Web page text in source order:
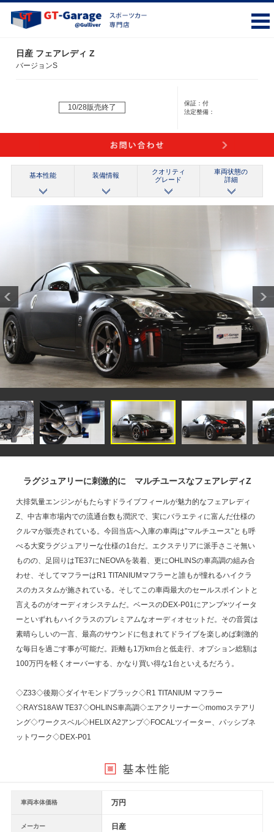
日産 フェアレディ Z
バージョンS
10/28販売終了 保証：付
法定整備：
基本性能 装備情報
クオリティ
グレード
車両状態の
詳細
ラグジュアリーに刺激的に マルチユースなフェアレディZ
大排気量エンジンがもたらすドライブフィールが魅力的なフェアレディ
Z、中古車市場内での流通台数も潤沢で、実にバラエティに富んだ仕様の
クルマが販売されている。今回当店へ入庫の車両は”マルチユース”とも呼
べる大変ラグジュアリーな仕様の1台だ。エクステリアに派手さこそ無い
ものの、足回りはTE37にNEOVAを装着、更にOHLINSの車高調の組み合
わせ、そしてマフラーはR1 TITANIUMマフラーと誰もが憧れるハイクラ
スのカスタムが施されている。そしてこの車両最大のセールスポイントと
言えるのがオーディオシステムだ。ベースのDEX-P01にアンプ×ツイータ
ーといずれもハイクラスのプレミアムなオーディオセットだ。その音質は
素晴らしいの一言、最高のサウンドに包まれてドライブを楽しめば刺激的
な毎日を過ごす事が可能だ。距離も1万km台と低走行、オプション総額は
100万円を軽くオーバーする、かなり買い得な1台といえるだろう。
◇Z33◇後期◇ダイヤモンドブラック◇R1 TITANIUM マフラー
◇RAYS18AW TE37◇OHLINS車高調◇エアクリーナー◇momoステアリ
ング◇ワークスベル◇HELIX A2アンプ◇FOCALツイーター、パッシブネ
ットワーク◇DEX-P01
車両本体価格 万円
メーカー 日産